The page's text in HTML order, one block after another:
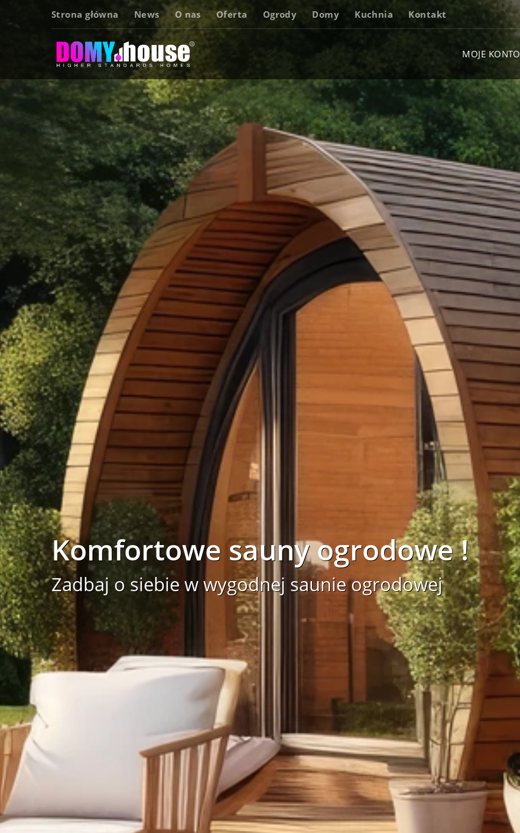
Strona główna News O nas Oferta Ogrody Domy Kuchnia Kontakt
MOJE KONTO
Komfortowe sauny ogrodowe !
Zadbaj o siebie w wygodnej saunie ogrodowej